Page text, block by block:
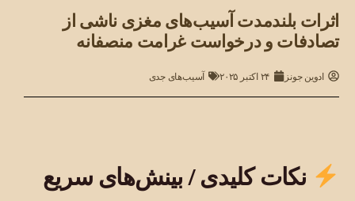
اثرات بلندمدت آسیب‌های مغزی ناشی از
تصادفات و درخواست غرامت منصفانه
ادوین جونز ۲۴ اکتبر ۲۰۲۵ آسیب‌های جدی
نکات کلیدی / بینش‌های سریع